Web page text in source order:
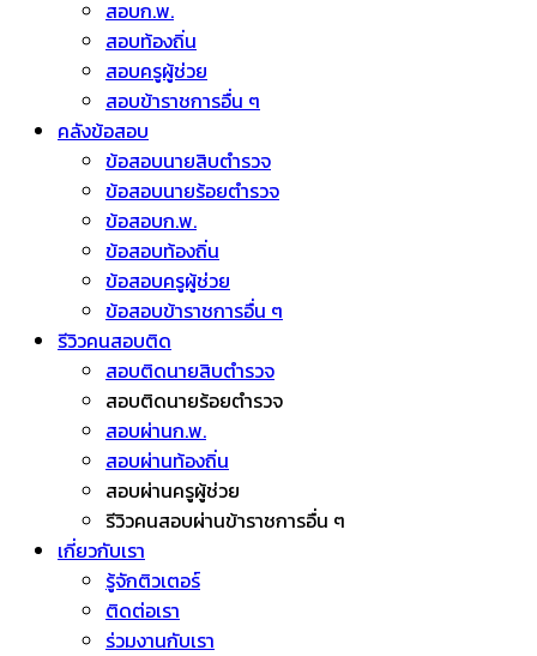
สอบก.พ.
สอบท้องถิ่น
สอบครูผู้ช่วย
สอบข้าราชการอื่น ๆ
คลังข้อสอบ
ข้อสอบนายสิบตำรวจ
ข้อสอบนายร้อยตำรวจ
ข้อสอบก.พ.
ข้อสอบท้องถิ่น
ข้อสอบครูผู้ช่วย
ข้อสอบข้าราชการอื่น ๆ
รีวิวคนสอบติด
สอบติดนายสิบตำรวจ
สอบติดนายร้อยตำรวจ
สอบผ่านก.พ.
สอบผ่านท้องถิ่น
สอบผ่านครูผู้ช่วย
รีวิวคนสอบผ่านข้าราชการอื่น ๆ
เกี่ยวกับเรา
รู้จักติวเตอร์
ติดต่อเรา
ร่วมงานกับเรา